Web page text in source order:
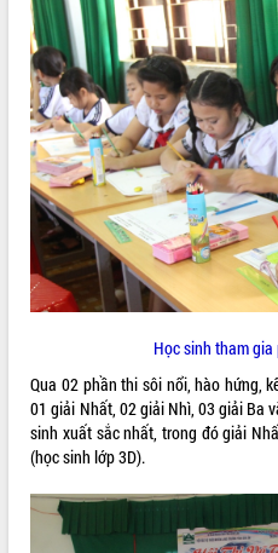
VIDEO
Loading the player...
Khám bệnh, cấp phát thuốc miễn phí
và tặng quà người dân xã Cư Pui
Hội nghị UBND tỉnh Đắk Lắk thường kỳ
tháng 7/2026
Lễ truy tặng danh hiệu “Bà Mẹ Việt
Nam Anh hùng” và trao Huân chương
Lao động
UBND tỉnh Đắk Lắk triển khai nhiệm
vụ 6 tháng cuối năm 2026
Kỳ họp thứ Hai, Hội đồng nhân dân
tỉnh khóa XI quyết nghị nhiều nội dung
quan trọng
Bí thư Tỉnh ủy Lương Nguyễn Minh
cách mạng
Rà soát, hoàn thiện hệ thống thiết chế
ALBUM ẢNH
Học sinh tham
Qua 02 phần thi sôi nổi, hào hứng,
01 giải Nhất, 02 giải Nhì, 03 giải Ba
sinh xuất sắc nhất, trong đó giải
(học sinh lớp 3D).